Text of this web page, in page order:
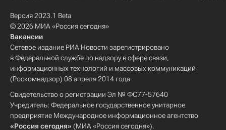
Версия 2023.1 Beta
© 2026 МИА «Россия сегодня»
Вакансии
Сетевое издание РИА Новости зарегистрировано
в Федеральной службе по надзору в сфере связи,
информационных технологий и массовых коммуникаций
(Роскомнадзор) 08 апреля 2014 года.
Свидетельство о регистрации Эл № ФС77-57640
Учредитель: Федеральное государственное унитарное
предприятие Международное информационное агентство
«Россия сегодня» (МИА «Россия сегодня»).